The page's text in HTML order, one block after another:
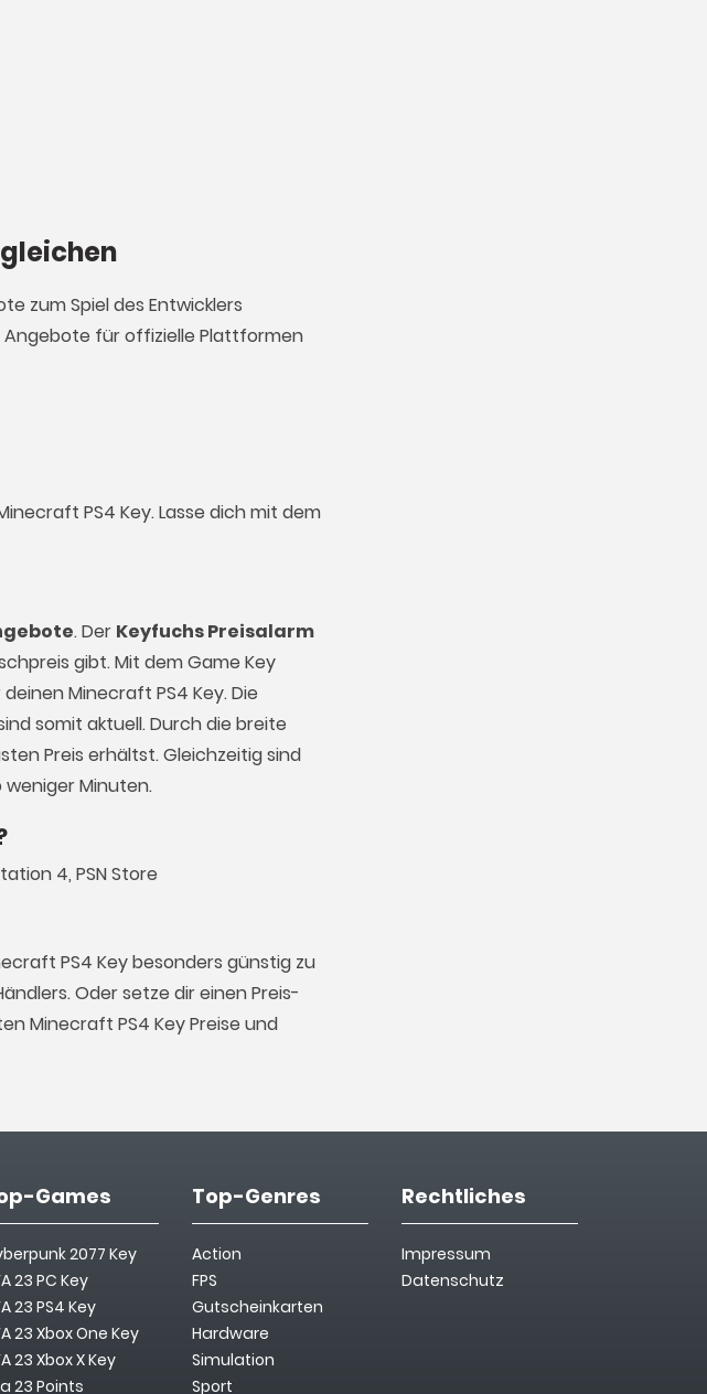
zum Spiel des Entwicklers
Angebote für offizielle Plattformen
PS4 Key. Lasse dich mit dem
. Der Keyfuchs Preisalarm
gibt. Mit dem Game Key
Minecraft PS4 Key. Die
somit aktuell. Durch die breite
Preis erhältst. Gleichzeitig sind
weniger Minuten.
4, PSN Store
PS4 Key besonders günstig zu
Oder setze dir einen Preis-
Minecraft PS4 Key Preise und
Games
2077 Key
23 PC Key
23 PS4 Key
23 Xbox One Key
23 Xbox X Key
23 Points
Top-Genres
Action
FPS
Gutscheinkarten
Hardware
Simulation
Sport
Rechtliches
Impressum
Datenschutz